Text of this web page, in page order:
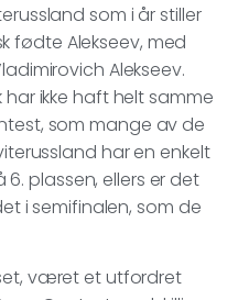
som i år stiller
fødte Alekseev, med
Alekseev.
ikke haft helt samme
som mange av de
har en enkelt
plassen, ellers er det
i semifinalen, som de
været et utfordret